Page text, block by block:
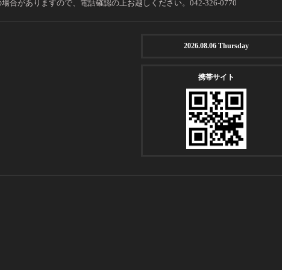
合がありますので、電話確認の上お越しください。042-326-0770
2026.08.06 Thursday
携帯サイト